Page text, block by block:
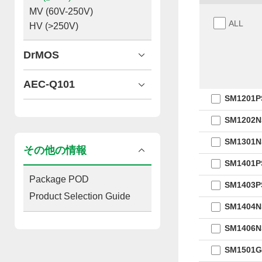
MV (60V-250V)
HV (>250V)
DrMOS
AEC-Q101
その他の情報
Package POD
Product Selection Guide
ALL